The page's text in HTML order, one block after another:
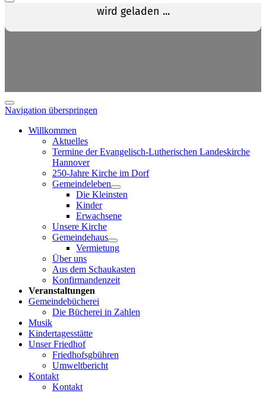
Navigation überspringen
Willkommen
Aktuelles
Termine der Evangelisch-Lutherischen Landeskirche
Hannover
250-Jahre Kirche im Dorf
Gemeindeleben
Die Kleinsten
Kinder
Erwachsene
Unsere Kirche
Gemeindehaus
Vermietung
Über uns
Aus dem Schaukasten
Konfirmandenzeit
Veranstaltungen
Gemeindebücherei
Die Bücherei in Zahlen
Musik
Kindertagesstätte
Unser Friedhof
Friedhofsgbühren
Umweltbericht
Kontakt
Kontakt